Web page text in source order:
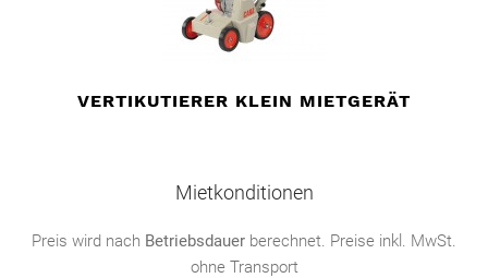
VERTIKUTIERER KLEIN MIETGERÄT
Mietkonditionen
Preis wird nach Betriebsdauer berechnet. Preise inkl. MwSt.
ohne Transport